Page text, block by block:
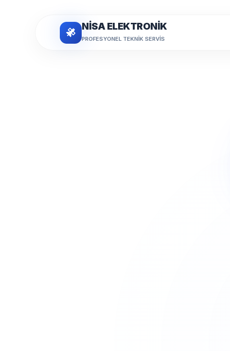
NİSA ELEKTRONİK
PROFESYONEL TEKNIK SERVIS